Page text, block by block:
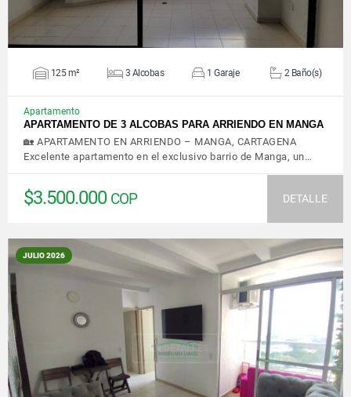
125 m² 3 Alcobas 1 Garaje 2 Baño(s)
Apartamento
APARTAMENTO DE 3 ALCOBAS PARA ARRIENDO EN MANGA
🏡 APARTAMENTO EN ARRIENDO – MANGA, CARTAGENA
Excelente apartamento en el exclusivo barrio de Manga, un…
$3.500.000 COP DETALLE
JULIO 2026
VER DETALLES